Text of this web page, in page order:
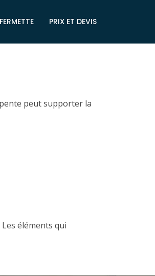
PRIX ET DEVIS
peut supporter la
éléments qui